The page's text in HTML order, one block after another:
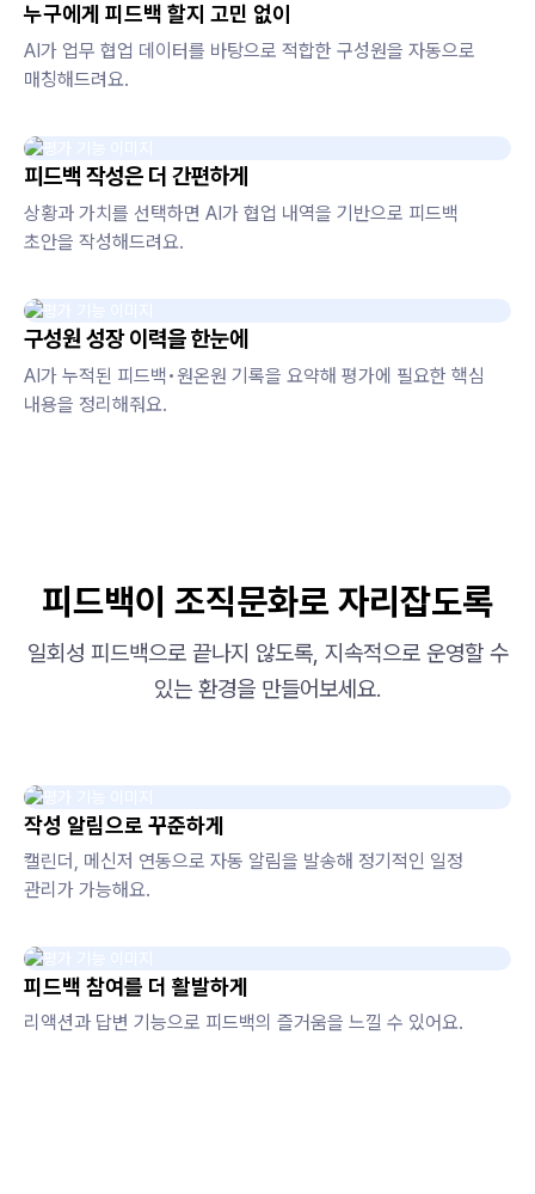
누구에게 피드백 할지 고민 없이
AI가 업무 협업 데이터를 바탕으로 적합한 구성원을 자동으로
매칭해드려요.
피드백 작성은 더 간편하게
상황과 가치를 선택하면 AI가 협업 내역을 기반으로 피드백
초안을 작성해드려요.
구성원 성장 이력을 한눈에
AI가 누적된 피드백•원온원 기록을 요약해 평가에 필요한 핵심
내용을 정리해줘요.
피드백이 조직문화로 자리잡도록
일회성 피드백으로 끝나지 않도록, 지속적으로 운영할 수
있는 환경을 만들어보세요.
작성 알림으로 꾸준하게
캘린더, 메신저 연동으로 자동 알림을 발송해 정기적인 일정
관리가 가능해요.
피드백 참여를 더 활발하게
리액션과 답변 기능으로 피드백의 즐거움을 느낄 수 있어요.